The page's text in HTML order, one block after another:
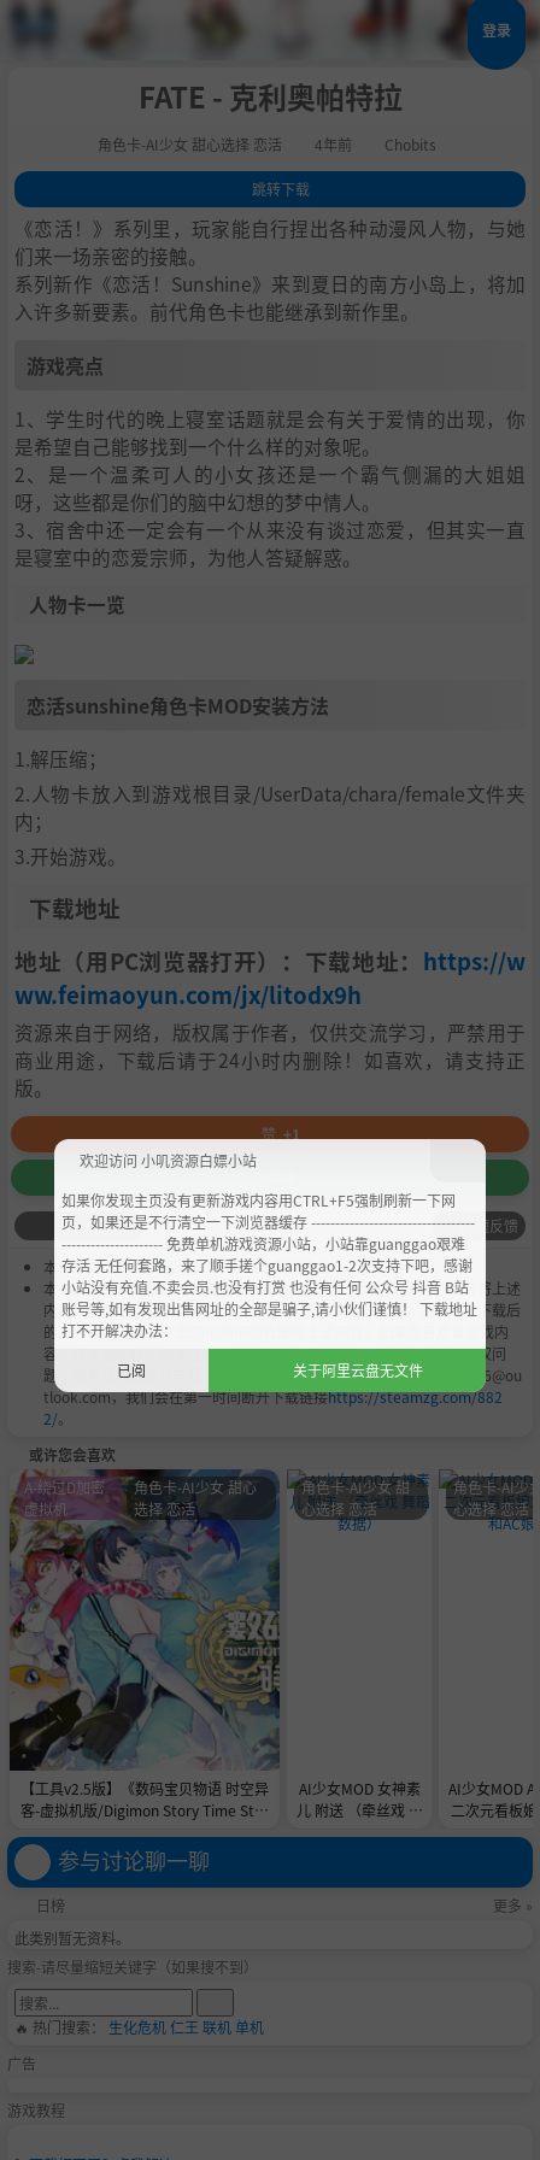
登录
FATE - 克利奥帕特拉
角色卡-AI少女 甜心选择 恋活 4年前 Chobits
跳转下载
1.游戏亮点
2.人物卡一览
3.恋活sunshine角色卡MOD安装方法
4.下载地址
《恋活！》系列里，玩家能自行捏出各种动漫风人物，与她
们来一场亲密的接触。
系列新作《恋活！Sunshine》来到夏日的南方小岛上，将加
入许多新要素。前代角色卡也能继承到新作里。
游戏亮点
1、学生时代的晚上寝室话题就是会有关于爱情的出现，你
是希望自己能够找到一个什么样的对象呢。
2、是一个温柔可人的小女孩还是一个霸气侧漏的大姐姐
呀，这些都是你们的脑中幻想的梦中情人。
3、宿舍中还一定会有一个从来没有谈过恋爱，但其实一直
是寝室中的恋爱宗师，为他人答疑解惑。
人物卡一览
恋活sunshine角色卡MOD安装方法
1.解压缩；
2.人物卡放入到游戏根目录/UserData/chara/female文件夹
内；
3.开始游戏。
下载地址
地址（用PC浏览器打开）：下载地址： https://w
ww.feimaoyun.com/jx/litodx9h
资源来自于网络，版权属于作者，仅供交流学习，严禁用于
商业用途，下载后请于24小时内删除！如喜欢，请支持正
版。
赞 +1
问题反馈
本作品是由小叽资源 会员Chobits's 搬运作品.
本站提供的资源转载自国内外各大媒体和网络，仅供试玩体验；不得将上述
内容用于商业或者非法用途，否则，一切后果请用户自负。您必须在下载后
的24个小时之内，从您的电脑中彻底删除上述内容。如果您喜欢该游戏内
容，请支持正版，购买注册，得到更好的正版服务。我们非常重视版权问
题，如有侵权请邮件与我们联系处理。敬请谅解！E-mail：acgbns666@ou
tlook.com，我们会在第一时间断开下载链接https://steamzg.com/882
2/。
或许您会喜欢
【工具v2.5版】《数码宝贝物语 时空异
客-虚拟机版/Digimon Story Time Stra
官中免安装-简中31.1GB
A-绕过D加密
虚拟机
角色卡-AI少女 甜心
选择 恋活
AI少女MOD 女神素
儿 附送 （牵丝戏 舞
角色卡-AI少女 甜
心选择 恋活
AI少女MOD A
二次元看板
角色卡-AI少
心选择 恋活
参与讨论聊一聊
日榜
更多 »
此类别暂无资料。
搜索-请尽量缩短关键字（如果搜不到）
🔥 热门搜索： 生化危机仁王 联机单机
广告
游戏教程
欢迎访问 小叽资源白嫖小站
如果你发现主页没有更新游戏内容用CTRL+F5强制刷新一下网
页，如果还是不行清空一下浏览器缓存 ----------------------------------
--------------------- 免费单机游戏资源小站，小站靠guanggao艰难
存活 无任何套路，来了顺手搓个guanggao1-2次支持下吧，感谢
小站没有充值.不卖会员.也没有打赏 也没有任何 公众号 抖音 B站
账号等,如有发现出售网址的全部是骗子,请小伙们谨慎！ 下载地址
打不开解决办法：
已阅
关于阿里云盘无文件